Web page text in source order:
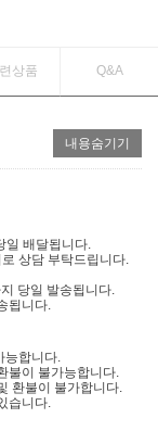
상품 Q&A
내용숨기기
배달됩니다.
상담 부탁드립니다.
당일 발송됩니다.
됩니다.
합니다.
불이 불가능합니다.
환불이 불가합니다.
습니다.